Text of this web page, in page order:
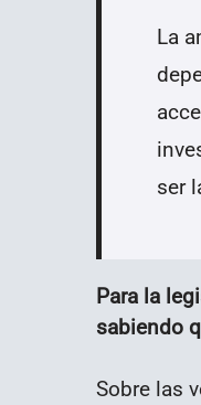
La
ser
Para la
sabiendo
Sobre las